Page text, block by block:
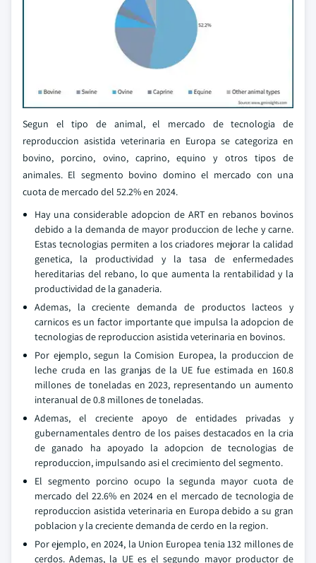
Segun el tipo de animal, el mercado de tecnologia de
reproduccion asistida veterinaria en Europa se categoriza en
bovino, porcino, ovino, caprino, equino y otros tipos de
animales. El segmento bovino domino el mercado con una
cuota de mercado del 52.2% en 2024.
Hay una considerable adopcion de ART en rebanos bovinos
debido a la demanda de mayor produccion de leche y carne.
Estas tecnologias permiten a los criadores mejorar la calidad
genetica, la productividad y la tasa de enfermedades
hereditarias del rebano, lo que aumenta la rentabilidad y la
productividad de la ganaderia.
Ademas, la creciente demanda de productos lacteos y
carnicos es un factor importante que impulsa la adopcion de
tecnologias de reproduccion asistida veterinaria en bovinos.
Por ejemplo, segun la Comision Europea, la produccion de
leche cruda en las granjas de la UE fue estimada en 160.8
millones de toneladas en 2023, representando un aumento
interanual de 0.8 millones de toneladas.
Ademas, el creciente apoyo de entidades privadas y
gubernamentales dentro de los paises destacados en la cria
de ganado ha apoyado la adopcion de tecnologias de
reproduccion, impulsando asi el crecimiento del segmento.
El segmento porcino ocupo la segunda mayor cuota de
mercado del 22.6% en 2024 en el mercado de tecnologia de
reproduccion asistida veterinaria en Europa debido a su gran
poblacion y la creciente demanda de cerdo en la region.
Por ejemplo, en 2024, la Union Europea tenia 132 millones de
cerdos. Ademas, la UE es el segundo mayor productor de